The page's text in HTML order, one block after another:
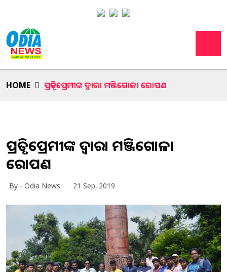
HOME ପ୍ରକୃତିପ୍ରେମୀଙ୍କ ଦ୍ବାରା ମଞ୍ଜିଗୋଳା ରୋପଣ
ପ୍ରକୃତିପ୍ରେମୀଙ୍କ ଦ୍ବାରା ମଞ୍ଜିଗୋଳା
ରୋପଣ
By - Odia News 21 Sep, 2019